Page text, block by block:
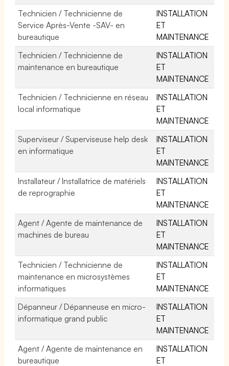
Technicien / Technicienne de
Service Après-Vente -SAV- en
bureautique
INSTALLATION
ET
MAINTENANCE
Technicien / Technicienne de
maintenance en bureautique
INSTALLATION
ET
MAINTENANCE
Technicien / Technicienne en réseau
local informatique
INSTALLATION
ET
MAINTENANCE
Superviseur / Superviseuse help desk
en informatique
INSTALLATION
ET
MAINTENANCE
Installateur / Installatrice de matériels
de reprographie
INSTALLATION
ET
MAINTENANCE
Agent / Agente de maintenance de
machines de bureau
INSTALLATION
ET
MAINTENANCE
Technicien / Technicienne de
maintenance en microsystèmes
informatiques
INSTALLATION
ET
MAINTENANCE
Dépanneur / Dépanneuse en micro-
informatique grand public
INSTALLATION
ET
MAINTENANCE
Agent / Agente de maintenance en
bureautique
INSTALLATION
ET